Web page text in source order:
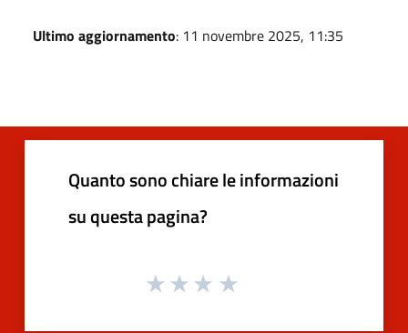
Ultimo aggiornamento: 11 novembre 2025, 11:35
Quanto sono chiare le informazioni
su questa pagina?